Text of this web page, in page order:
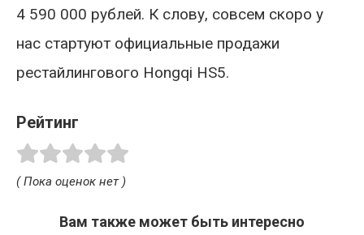
4 590 000 рублей. К слову, совсем скоро у
нас стартуют официальные продажи
рестайлингового Hongqi HS5.
Рейтинг
( Пока оценок нет )
Вам также может быть интересно